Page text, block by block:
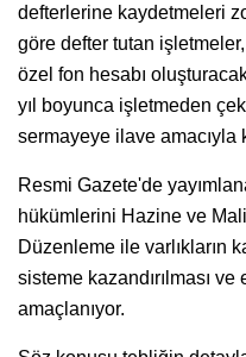
defterlerine kaydetmeleri
göre defter tutan
özel fon hesabı
yıl boyunca işletmeden
sermayeye ilave amacıyla
Resmi Gazete'de
hükümlerini Hazine ve
Düzenleme ile varlıkların
sisteme kazandırılması
amaçlanıyor.